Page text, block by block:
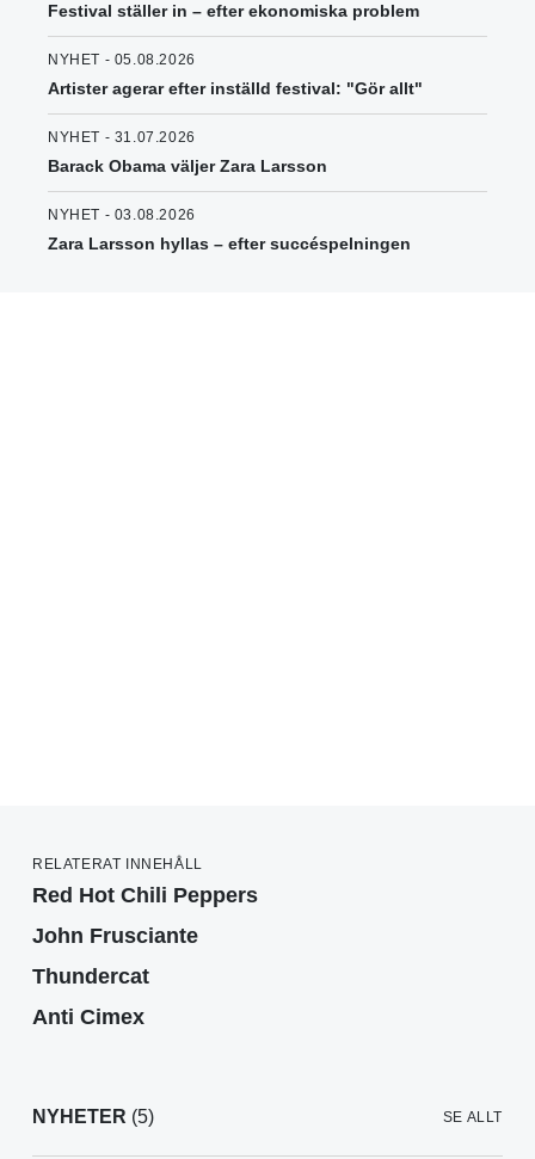
Festival ställer in – efter ekonomiska problem
NYHET - 05.08.2026
Artister agerar efter inställd festival: "Gör allt"
NYHET - 31.07.2026
Barack Obama väljer Zara Larsson
NYHET - 03.08.2026
Zara Larsson hyllas – efter succéspelningen
RELATERAT INNEHÅLL
Red Hot Chili Peppers
John Frusciante
Thundercat
Anti Cimex
NYHETER (5) SE ALLT